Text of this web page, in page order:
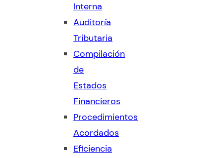
Interna
Auditoría
Tributaria
Compilación
de
Estados
Financieros
Procedimientos
Acordados
Eficiencia